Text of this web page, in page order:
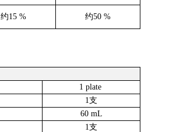
约15 % 约50 %
1 plate
1支
60 mL
1支